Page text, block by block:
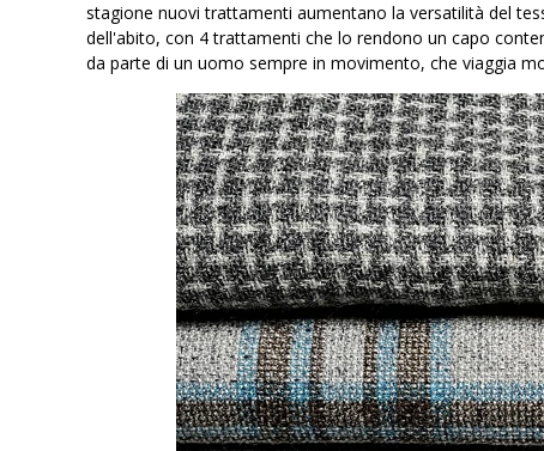
stagione nuovi trattamenti aumentano la versatilità del
dell'abito, con 4 trattamenti che lo rendono un capo
da parte di un uomo sempre in movimento, che viaggia